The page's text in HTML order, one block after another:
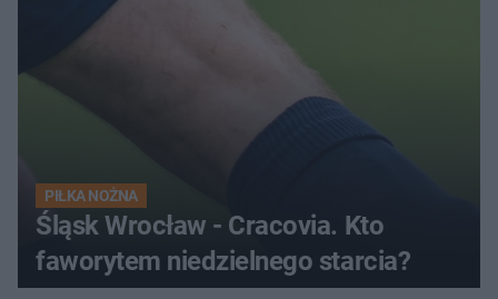
PIŁKA NOŻNA
Śląsk Wrocław - Cracovia. Kto
faworytem niedzielnego starcia?